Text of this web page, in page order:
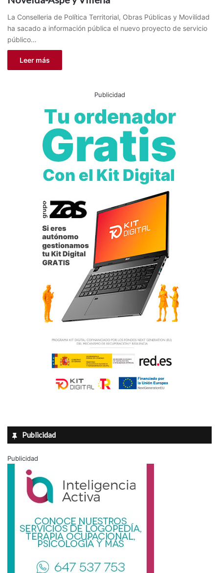
La Conselleria de Política Territorial, Obras Públicas y Movilidad
ha sacado a información pública el nuevo proyecto de servicio
público…
Leer más
Publicidad
Publicidad
Publicidad